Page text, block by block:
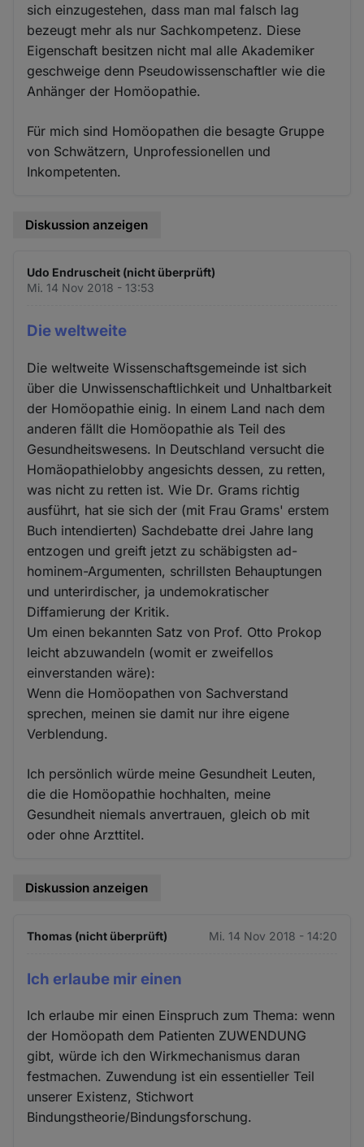
sich einzugestehen, dass man mal falsch lag
bezeugt mehr als nur Sachkompetenz. Diese
Eigenschaft besitzen nicht mal alle Akademiker
geschweige denn Pseudowissenschaftler wie die
Anhänger der Homöopathie.
Für mich sind Homöopathen die besagte Gruppe
von Schwätzern, Unprofessionellen und
Inkompetenten.
Diskussion anzeigen
Udo Endruscheit (nicht überprüft)
Mi. 14 Nov 2018 - 13:53
Die weltweite
Die weltweite Wissenschaftsgemeinde ist sich
über die Unwissenschaftlichkeit und Unhaltbarkeit
der Homöopathie einig. In einem Land nach dem
anderen fällt die Homöopathie als Teil des
Gesundheitswesens. In Deutschland versucht die
Homäopathielobby angesichts dessen, zu retten,
was nicht zu retten ist. Wie Dr. Grams richtig
ausführt, hat sie sich der (mit Frau Grams' erstem
Buch intendierten) Sachdebatte drei Jahre lang
entzogen und greift jetzt zu schäbigsten ad-
hominem-Argumenten, schrillsten Behauptungen
und unterirdischer, ja undemokratischer
Diffamierung der Kritik.
Um einen bekannten Satz von Prof. Otto Prokop
leicht abzuwandeln (womit er zweifellos
einverstanden wäre):
Wenn die Homöopathen von Sachverstand
sprechen, meinen sie damit nur ihre eigene
Verblendung.
Ich persönlich würde meine Gesundheit Leuten,
die die Homöopathie hochhalten, meine
Gesundheit niemals anvertrauen, gleich ob mit
oder ohne Arzttitel.
Diskussion anzeigen
Thomas (nicht überprüft) Mi. 14 Nov 2018 - 14:20
Ich erlaube mir einen
Ich erlaube mir einen Einspruch zum Thema: wenn
der Homöopath dem Patienten ZUWENDUNG
gibt, würde ich den Wirkmechanismus daran
festmachen. Zuwendung ist ein essentieller Teil
unserer Existenz, Stichwort
Bindungstheorie/Bindungsforschung.